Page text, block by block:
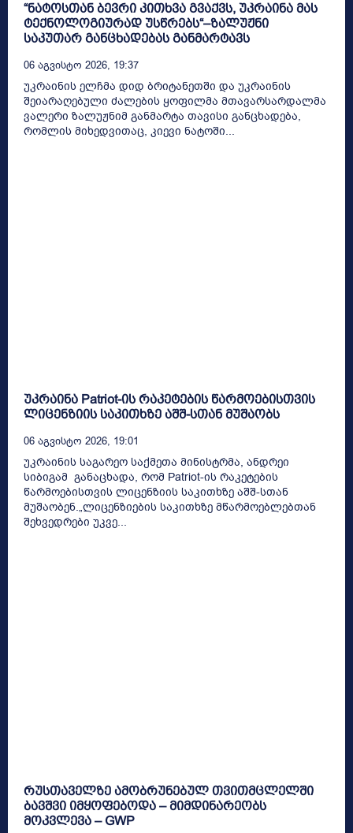
“ნატოსთან ბევრი კითხვა გვაქვს, უკრაინა მას
ტექნოლოგიურად უსწრებს“–ზალუჟნი
საკუთარ განცხადებას განმარტავს
06 Აგვისტო 2026, 19:37
უკრაინის ელჩმა დიდ ბრიტანეთში და უკრაინის
შეიარაღებული ძალების ყოფილმა მთავარსარდალმა
ვალერი ზალუჟნიმ განმარტა თავისი განცხადება,
რომლის მიხედვითაც, კიევი ნატოში...
უკრაინა Patriot-ის რაკეტების წარმოებისთვის
ლიცენზიის საკითხზე აშშ-სთან მუშაობს
06 Აგვისტო 2026, 19:01
უკრაინის საგარეო საქმეთა მინისტრმა, ანდრეი
სიბიგამ განაცხადა, რომ Patriot-ის რაკეტების
წარმოებისთვის ლიცენზიის საკითხზე აშშ-სთან
მუშაობენ.„ლიცენზიების საკითხზე მწარმოებლებთან
შეხვედრები უკვე...
რუსთაველზე ამობრუნებულ თვითმცლელში
ბავშვი იმყოფებოდა – მიმდინარეობს
მოკვლევა – GWP